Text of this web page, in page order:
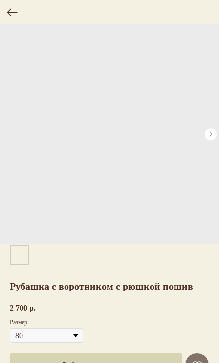
Рубашка с воротником с рюшкой пошив
2 700 р.
Размер